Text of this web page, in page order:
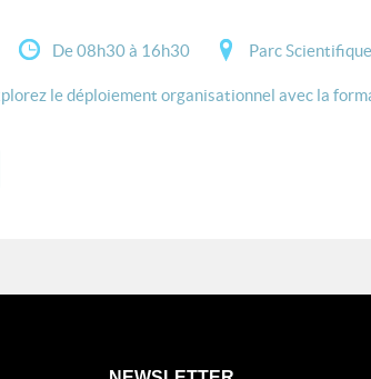
De 08h30 à 16h30 Parc
le déploiement organisationnel avec la